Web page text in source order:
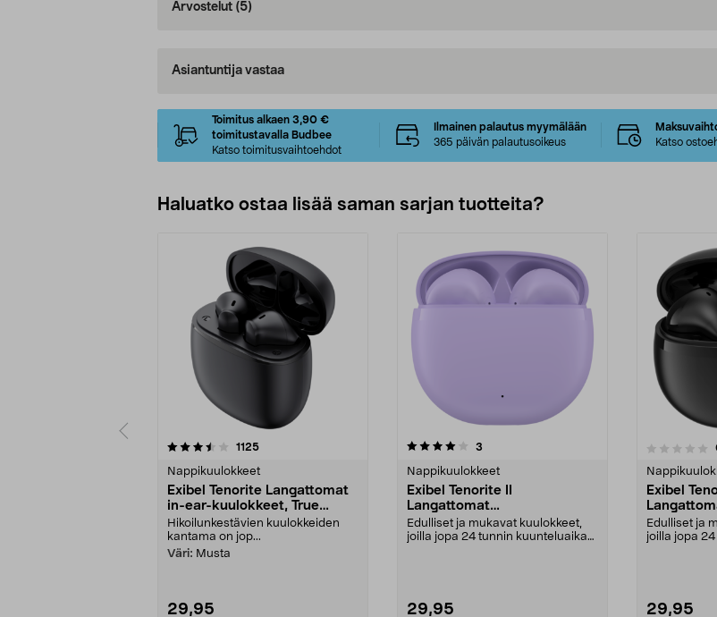
Arvostelut (5)
Asiantuntija vastaa
Toimitus alkaen 3,90 €
toimitustavalla Budbee
Katso toimitusvaihtoehdot
Ilmainen palautus myymälään
365 päivän palautusoikeus
Katso
Haluatko ostaa lisää saman sarjan tuotteita?
1125arvostelut
Nappikuulokkeet
Exibel Tenorite Langattomat
in-ear-kuulokkeet, True
Wireless
Hikoilunkestävien kuulokkeiden
kantama on jop...
Väri: Musta
29,95
4.0viidestä
3
Nappikuulokkeet
Exibel Tenorite II
Langattomat
nappikuulokkeet, True
Wireless
Edulliset ja mukavat kuulokkeet,
joilla jopa 24 tunnin kuunteluaika
29,95
0.0 viidestä
Exibel
Wireless
Edulliset ja
joilla jopa
29,95